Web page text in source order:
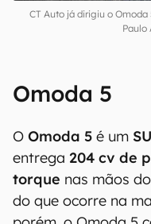
CT Auto já dirigiu o
Paulo
Omoda 5
O Omoda 5 é um
entrega 204 cv de
torque nas mãos
do que ocorre na